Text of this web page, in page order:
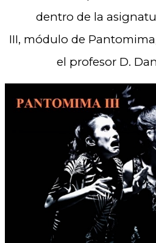
dentro de la
III, módulo de
el profesor D.